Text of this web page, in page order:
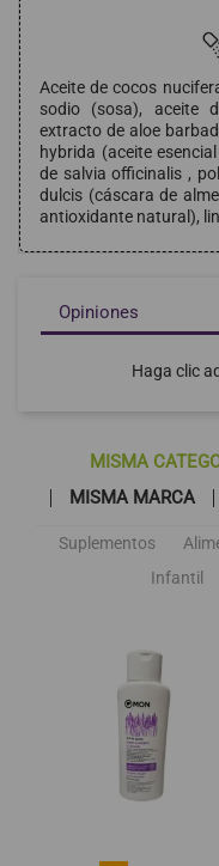
Aceite de cocos
sodio (sosa), aceite
extracto de aloe
hybrida (aceite
de salvia officinalis ,
dulcis (cáscara de
antioxidante natural),
Opiniones
Haga clic
MISMA
MISMA MARCA
Suplementos
Infantil